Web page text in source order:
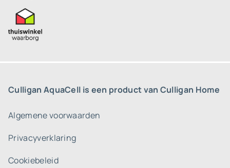
Culligan AquaCell is een product van Culligan Home
Algemene voorwaarden
Privacyverklaring
Cookiebeleid